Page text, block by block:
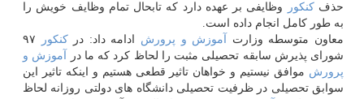
حذفكنكور
وظایفی بر عهده دارد كه تابحال تمام وظایف خویش را
به طور كامل انجام داده است.
معاون متوسطه وزارت
آموزش و پرورش ادامه داد: دركنكور
۹۷
شورای پذیرش سابقه تحصیلی مثبت را لحاظ كرد كه ما در
آموزش و
پرورش موافق نیستیم و خواهان تاثیر قطعی هستیم و اینكه تاثیر این
سوابق تحصیلی در ظرفیت تحصیلی دانشگاه های دولتی روزانه لحاظ